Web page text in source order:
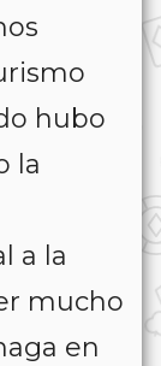
hubo
la
a la
mucho
en